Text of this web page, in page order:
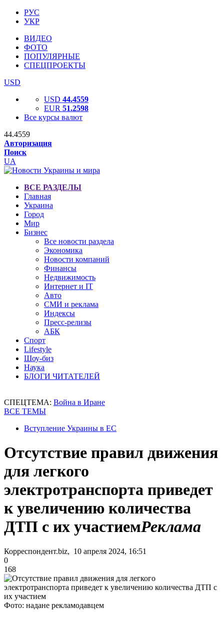
РУС
УКР
ВИДЕО
ФОТО
ПОПУЛЯРНЫЕ
СПЕЦПРОЕКТЫ
USD
USD 44.4559
EUR 51.2598
Все курсы валют
44.4559
Авторизация
Поиск
UA
ВСЕ РАЗДЕЛЫ
Главная
Украина
Город
Мир
Бизнес
Все новости раздела
Экономика
Новости компаний
Финансы
Недвижимость
Интернет и IT
Авто
СМИ и реклама
Индексы
Пресс-релизы
АБК
Спорт
Lifestyle
Шоу-биз
Наука
БЛОГИ ЧИТАТЕЛЕЙ
СПЕЦТЕМА: Война в Иране
ВСЕ ТЕМЫ
Вступление Украины в ЕС
Отсутствие правил движения
для легкого
электротранспорта приведет
к увеличению количества
ДТП с их участиемРеклама
Корреспондент.biz, 10 апреля 2024, 16:51
0
168
Фото: надане рекламодавцем